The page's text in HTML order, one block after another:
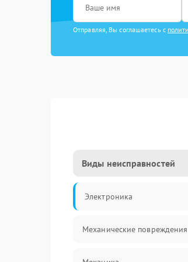
Отправляя, Вы соглашаетесь с
Виды неисправностей
Электроника
Механические повреждения